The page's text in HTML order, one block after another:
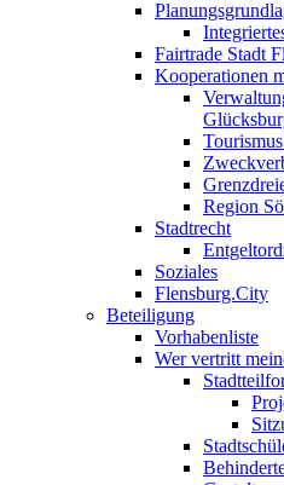
Fairtrade Stadt
Kooperationen
Region
Stadtrecht
Soziales
Flensburg.City
Beteiligung
Vorhabenliste
Wer vertritt